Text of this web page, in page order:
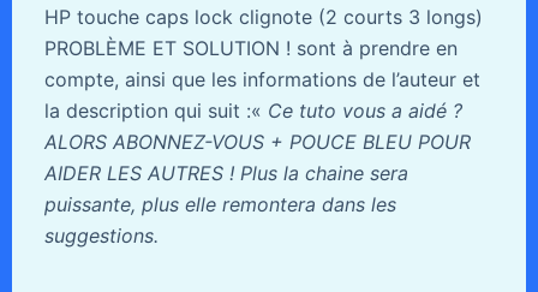
HP touche caps lock clignote (2 courts 3 longs)
PROBLÈME ET SOLUTION ! sont à prendre en
compte, ainsi que les informations de l’auteur et
la description qui suit :« Ce tuto vous a aidé ?
ALORS ABONNEZ-VOUS + POUCE BLEU POUR
AIDER LES AUTRES ! Plus la chaine sera
puissante, plus elle remontera dans les
suggestions.